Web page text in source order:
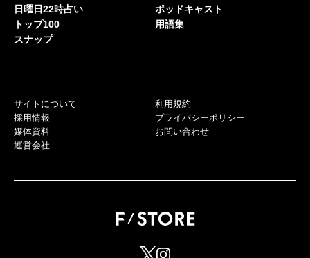
日曜日22時占い
トップ100
スナップ
ポッドキャスト
用語集
サイトについて
採用情報
媒体資料
運営会社
利用規約
プライバシーポリシー
お問い合わせ